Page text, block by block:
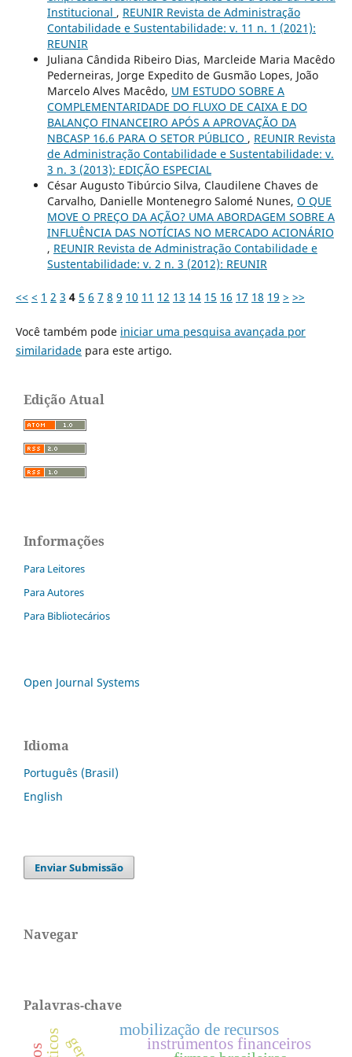
Institucional , REUNIR Revista de Administração
Contabilidade e Sustentabilidade: v. 11 n. 1 (2021):
REUNIR
Juliana Cândida Ribeiro Dias, Marcleide Maria Macêdo
Pederneiras, Jorge Expedito de Gusmão Lopes, João
Marcelo Alves Macêdo, UM ESTUDO SOBRE A
COMPLEMENTARIDADE DO FLUXO DE CAIXA E DO
BALANÇO FINANCEIRO APÓS A APROVAÇÃO DA
NBCASP 16.6 PARA O SETOR PÚBLICO , REUNIR Revista
de Administração Contabilidade e Sustentabilidade: v.
3 n. 3 (2013): EDIÇÃO ESPECIAL
César Augusto Tibúrcio Silva, Claudilene Chaves de
Carvalho, Danielle Montenegro Salomé Nunes, O QUE
MOVE O PREÇO DA AÇÃO? UMA ABORDAGEM SOBRE A
INFLUÊNCIA DAS NOTÍCIAS NO MERCADO ACIONÁRIO
, REUNIR Revista de Administração Contabilidade e
Sustentabilidade: v. 2 n. 3 (2012): REUNIR
<< < 1 2 3 4 5 6 7 8 9 10 11 12 13 14 15 16 17 18 19 > >>
Você também pode iniciar uma pesquisa avançada por
similaridadepara este artigo.
Edição Atual
Informações
Para Leitores
Para Autores
Para Bibliotecários
Open Journal Systems
Idioma
Português (Brasil)
English
Enviar Submissão
Navegar
Palavras-chave
instrumentos financeiros
mobilização de recursos